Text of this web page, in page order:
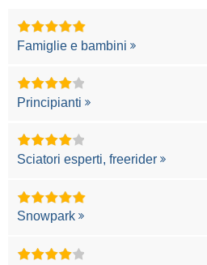
Famiglie e bambini
Principianti
Sciatori esperti, freerider
Snowpark